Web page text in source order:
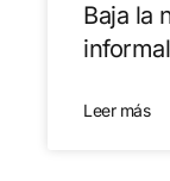
Baja la
Leer más